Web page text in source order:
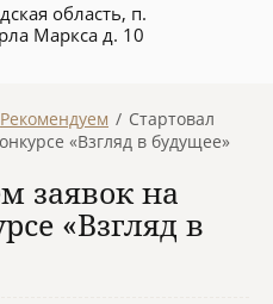
область, п.
Маркса д. 10
Рекомендуем / Стартовал
«Взгляд в будущее»
заявок на
«Взгляд в